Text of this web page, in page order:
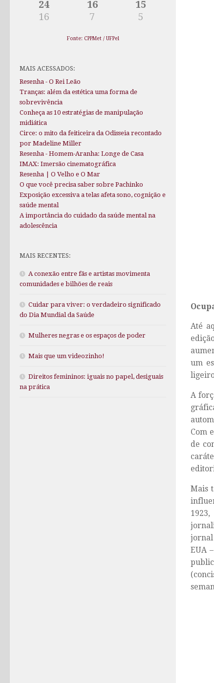
Até
um
A
Com
de
Mais
jornal
EUA
24
16
16
7
15
5
Fonte: CPPMet / UFPel
MAIS ACESSADOS:
Resenha - O Rei Leão
Tranças: além da estética uma forma de
sobrevivência
Conheça as 10 estratégias de manipulação
midiática
Circe: o mito da feiticeira da Odisseia recontado
por Madeline Miller
Resenha - Homem-Aranha: Longe de Casa
IMAX: Imersão cinematográfica
Resenha | O Velho e O Mar
O que você precisa saber sobre Pachinko
Exposição excessiva a telas afeta sono, cognição e
saúde mental
A importância do cuidado da saúde mental na
adolescência
MAIS RECENTES:
A conexão entre fãs e artistas movimenta
comunidades e bilhões de reais
Cuidar para viver: o verdadeiro significado
do Dia Mundial da Saúde
Mulheres negras e os espaços de poder
Mais que um videozinho!
Direitos femininos: iguais no papel, desiguais
na prática